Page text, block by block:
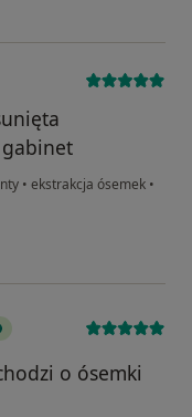
• ekstrakcja ósemek •
o ósemki